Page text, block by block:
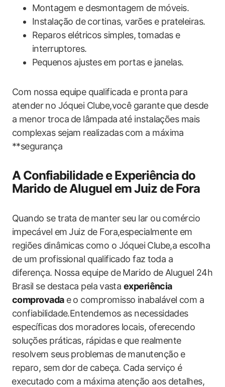
Montagem e ​desmontagem de ‌móveis.
Instalação ‌de cortinas, varões e prateleiras.
Reparos elétricos simples, tomadas e
interruptores.
Pequenos ajustes ⁤em portas e janelas.
Com nossa equipe qualificada e pronta para
atender⁣ no Jóquei Clube,você garante que desde
a menor troca⁢ de lâmpada ⁢até instalações mais
complexas sejam‍ realizadas com a ‌máxima
**segurança
A Confiabilidade e Experiência do
Marido de Aluguel em Juiz de Fora
Quando se trata de⁢ manter seu lar ou comércio
impecável em ⁣Juiz​ de Fora,especialmente em
regiões dinâmicas como o‍ Jóquei ⁢Clube,a escolha
de um profissional qualificado faz⁢ toda​ a
diferença. Nossa equipe de Marido ​de Aluguel 24h
Brasil se destaca‌ pela⁢ vasta experiência
comprovadae⁢ o compromisso inabalável com a‌
confiabilidade.Entendemos as necessidades
‍específicas dos moradores locais, oferecendo
soluções práticas, rápidas e⁢ que realmente
resolvem seus ‌problemas de manutenção e
reparo, sem ⁤dor⁣ de cabeça. Cada​ serviço é
⁣executado com a‌ máxima ⁢atenção aos detalhes,